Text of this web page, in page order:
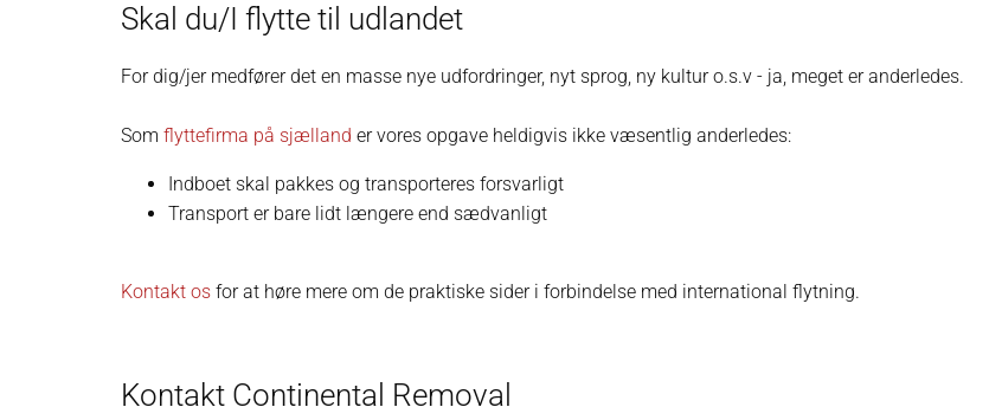
Skal du/I flytte til udlandet
For dig/jer medfører det en masse nye udfordringer, nyt sprog, ny kultur o.s.v - ja, meget er anderledes.
Som flyttefirma på sjælland er vores opgave heldigvis ikke væsentlig anderledes:
Indboet skal pakkes og transporteres forsvarligt
Transport er bare lidt længere end sædvanligt
Kontakt os for at høre mere om de praktiske sider i forbindelse med international flytning.
Kontakt Continental Removal